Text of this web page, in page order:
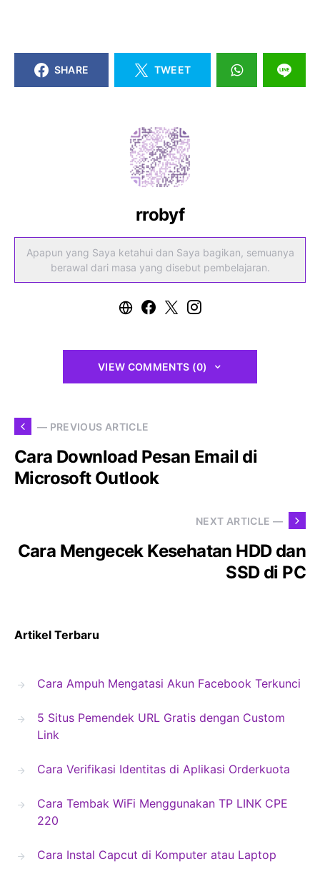
SHARE TWEET
rrobyf
Apapun yang Saya ketahui dan Saya bagikan, semuanya
berawal dari masa yang disebut pembelajaran.
VIEW COMMENTS (0)
— PREVIOUS ARTICLE
Cara Download Pesan Email di
Microsoft Outlook
NEXT ARTICLE —
Cara Mengecek Kesehatan HDD dan
SSD di PC
Artikel Terbaru
Cara Ampuh Mengatasi Akun Facebook Terkunci
5 Situs Pemendek URL Gratis dengan Custom
Link
Cara Verifikasi Identitas di Aplikasi Orderkuota
Cara Tembak WiFi Menggunakan TP LINK CPE
220
Cara Instal Capcut di Komputer atau Laptop